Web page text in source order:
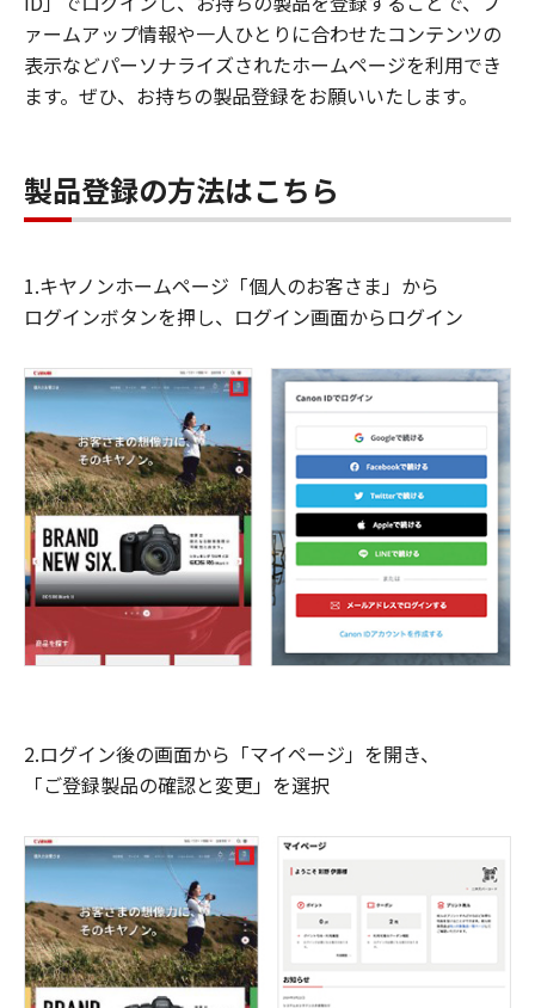
ァームアップ情報や一人ひとりに合わせたコンテンツの
表示などパーソナライズされたホームページを利用でき
ます。ぜひ、お持ちの製品登録をお願いいたします。
製品登録の方法はこちら
1.キヤノンホームページ「個人のお客さま」から
ログインボタンを押し、ログイン画面からログイン
2.ログイン後の画面から「マイページ」を開き、
「ご登録製品の確認と変更」を選択